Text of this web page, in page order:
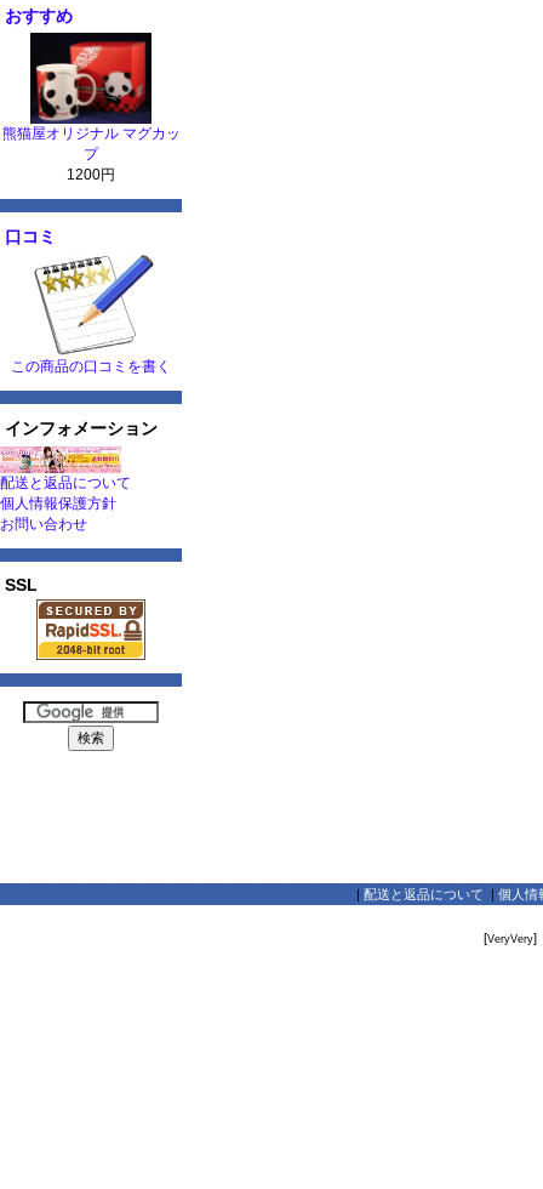
おすすめ
熊猫屋オリジナル マグカッ
プ
1200円
口コミ
この商品の口コミを書く
インフォメーション
配送と返品について
個人情報保護方針
お問い合わせ
SSL
配送と返品について 個人情
[VeryVery]